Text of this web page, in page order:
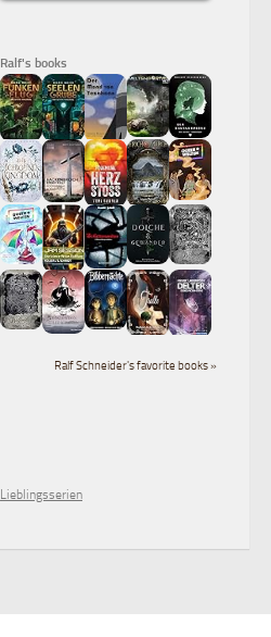
Ralf's books
Ralf Schneider's favorite books »
Lieblingsserien